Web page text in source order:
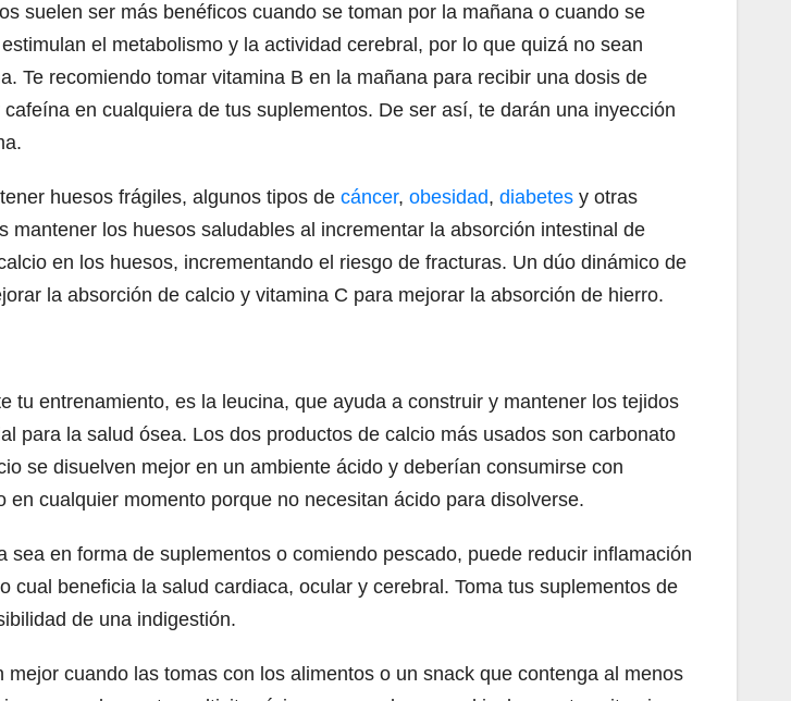
suelen ser más benéficos cuando se toman por la mañana o cuando se
estimulan el metabolismo y la actividad cerebral, por lo que quizá no sean
Te recomiendo tomar vitamina B en la mañana para recibir una dosis de
en cualquiera de tus suplementos. De ser así, te darán una inyección
huesos frágiles, algunos tipos de cáncer, obesidad, diabetes y otras
los huesos saludables al incrementar la absorción intestinal de
en los huesos, incrementando el riesgo de fracturas. Un dúo dinámico de
la absorción de calcio y vitamina C para mejorar la absorción de hierro.
entrenamiento, es la leucina, que ayuda a construir y mantener los tejidos
para la salud ósea. Los dos productos de calcio más usados son carbonato
se disuelven mejor en un ambiente ácido y deberían consumirse con
cualquier momento porque no necesitan ácido para disolverse.
en forma de suplementos o comiendo pescado, puede reducir inflamación
beneficia la salud cardiaca, ocular y cerebral. Toma tus suplementos de
de una indigestión.
cuando las tomas con los alimentos o un snack que contenga al menos